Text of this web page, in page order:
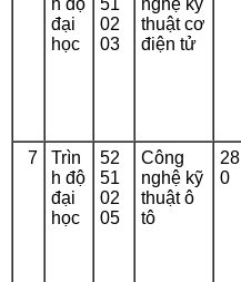
h độ
đại
học
51
02
03
nghệ kỹ
thuật cơ
điện tử
7
Trìn
h độ
đại
học
52
51
02
05
Công
nghệ kỹ
thuật ô
tô
28
0